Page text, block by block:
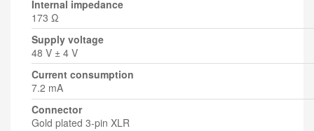
Internal impedance
173 Ω
Supply voltage
48 V ± 4 V
Current consumption
7.2 mA
Connector
Gold plated 3-pin XLR